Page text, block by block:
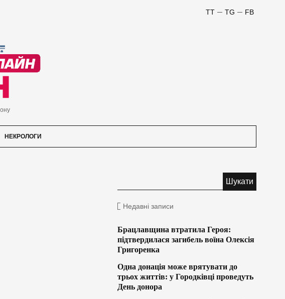
FB
TG
TT
НЕКРОЛОГИ
Недавні записи
Брацлавщина втратила Героя:
підтвердилася загибель воїна Олексія
Григоренка
Одна донація може врятувати до
трьох життів: у Городківці проведуть
День донора